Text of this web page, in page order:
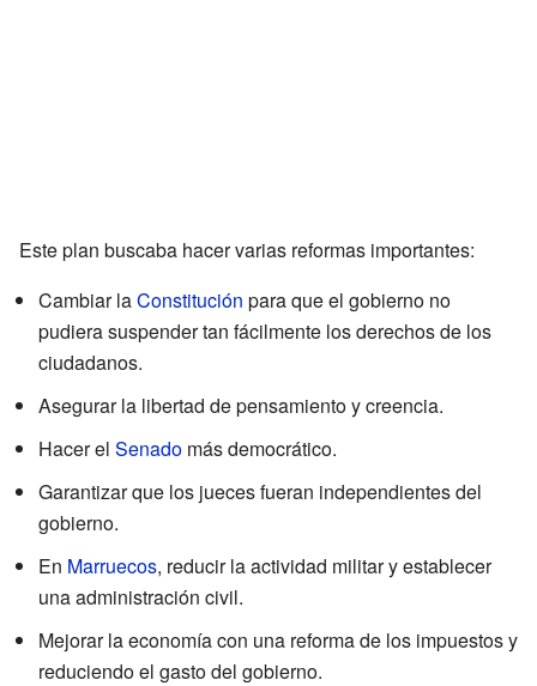
Este plan buscaba hacer varias reformas importantes:
Cambiar laConstitución para que el gobierno no
pudiera suspender tan fácilmente los derechos de los
ciudadanos.
Asegurar la libertad de pensamiento y creencia.
Hacer el Senado más democrático.
Garantizar que los jueces fueran independientes del
gobierno.
En Marruecos, reducir la actividad militar y establecer
una administración civil.
Mejorar la economía con una reforma de los impuestos y
reduciendo el gasto del gobierno.